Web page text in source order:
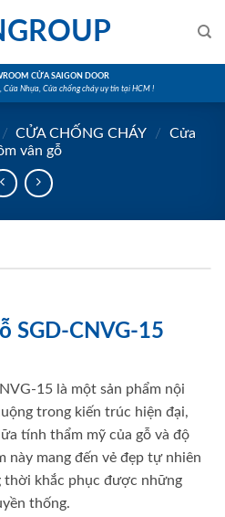
CỬA SAIGON DOOR
Nhựa, Cửa chống cháy uy tín tại HCM !
/ CỬA CHỐNG CHÁY /
Cửa
vân gỗ
SGD-CNVG-15
15 là một sản phẩm nội
trong kiến trúc hiện đại,
tính thẩm mỹ của gỗ và độ
này mang đến vẻ đẹp tự nhiên
thời khắc phục được những
thống.